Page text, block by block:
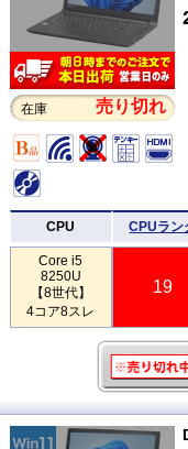
在庫 売り切れ
CPU CPUラン
Core i5
8250U
【8世代】
4コア8スレ
19